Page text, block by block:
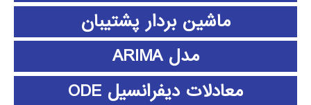
ماشین بردار پشتیبان
مدل ARIMA
معادلات دیفرانسیل ODE